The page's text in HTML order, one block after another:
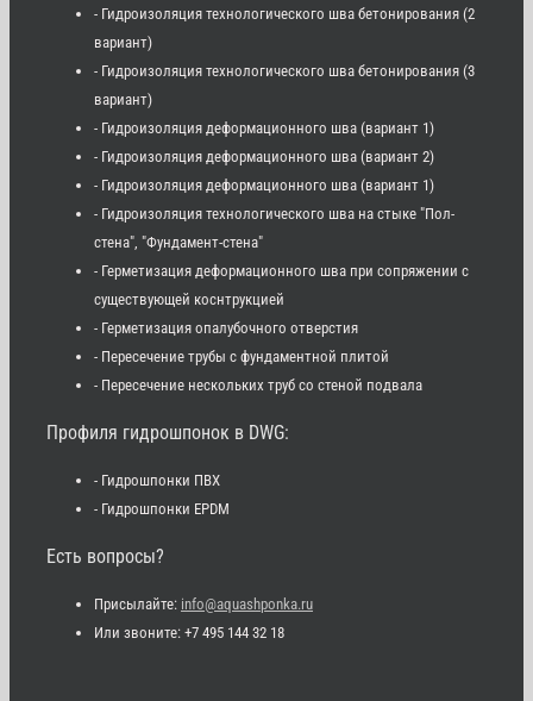
- Гидроизоляция технологического шва бетонирования (2
вариант)
- Гидроизоляция технологического шва бетонирования (3
вариант)
- Гидроизоляция деформационного шва (вариант 1)
- Гидроизоляция деформационного шва (вариант 2)
- Гидроизоляция деформационного шва (вариант 1)
- Гидроизоляция технологического шва на стыке "Пол-
стена", "Фундамент-стена"
- Герметизация деформационного шва при сопряжении с
существующей коснтрукцией
- Герметизация опалубочного отверстия
- Пересечение трубы с фундаментной плитой
- Пересечение нескольких труб со стеной подвала
Профиля гидрошпонок в DWG:
- Гидрошпонки ПВХ
- Гидрошпонки EPDM
Есть вопросы?
Присылайте: info@aquashponka.ru
Или звоните: +7 495 144 32 18